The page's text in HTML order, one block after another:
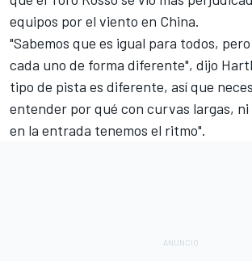
equipos por el viento en China.
"Sabemos que es igual para todos,
cada uno de forma diferente", dijo
tipo de pista es diferente, así que
entender por qué con curvas largas, ni
en la entrada tenemos el ritmo".